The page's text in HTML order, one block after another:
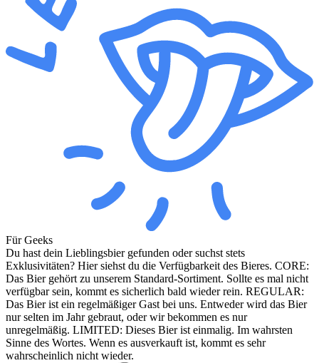
Für Geeks
Du hast dein Lieblingsbier gefunden oder suchst stets
Exklusivitäten? Hier siehst du die Verfügbarkeit des Bieres. CORE:
Das Bier gehört zu unserem Standard-Sortiment. Sollte es mal nicht
verfügbar sein, kommt es sicherlich bald wieder rein. REGULAR:
Das Bier ist ein regelmäßiger Gast bei uns. Entweder wird das Bier
nur selten im Jahr gebraut, oder wir bekommen es nur
unregelmäßig. LIMITED: Dieses Bier ist einmalig. Im wahrsten
Sinne des Wortes. Wenn es ausverkauft ist, kommt es sehr
wahrscheinlich nicht wieder.